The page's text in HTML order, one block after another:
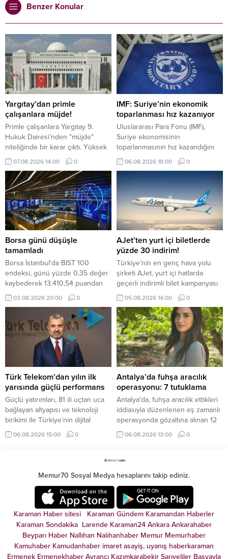
Benzer Konular
Yargıtay’dan primle
çalışanlara müjde!
Primle çalışanlara Yargıtay 9.
Hukuk Dairesi’nden "müjde"
niteliğinde bir karar çıktı. Yüksek
Mahkeme; hedefe bağlı ve tutarı
değişken satış primlerinin kıdem
tazminatına esas giydirilmiş
ücrete eklenmesi gerektiğine
hükmetti.
07.08.2026 14:00 0
IMF: Suriye’nin ekonomik
toparlanması hız kazanıyor
Uluslararası Para Fonu (IMF),
Suriye ekonomisinin
toparlanmasının hız kazandığını
belirterek, bölgede devam eden
çatışmalara rağmen ekonominin
bu yıl çift haneli büyümesinin
beklendiğini bildirdi.
06.08.2026 18:00 0
Borsa günü düşüşle
tamamladı
Borsa İstanbul'da BIST 100
endeksi, günü yüzde 0,35 değer
kaybederek 13.410,54 puandan
tamamladı.
03.08.2026 20:00 0
AJet’ten yurt içi biletlerde
yüzde 30 indirim!
Türkiye’nin en genç hava yolu
şirketi AJet, yurt içi hatlarda
geçerli indirimli bilet kampanyası
başlattı.
05.08.2026 14:00 0
Türk Telekom’dan yılın ilk
yarısında güçlü performans
Güçlü yatırımları, 81 ili uçtan uca
bağlayan altyapısı ve teknoloji
birikimi ile Türkiye’nin dijital
dönüşümüne öncülük eden Türk
Telekom, 2026 yılı ikinci çeyrek
06.08.2026 15:00 0
Antalya’da fuhşa aracılık
operasyonu: 7 tutuklama
Antalya'da, fuhşa aracılık ettikleri
iddiasıyla düzenlenen eş zamanlı
operasyonda gözaltına alınan 12
şüpheliden 7’si tutuklandı, 4’ü adli
kontrol şartıyla, 1'i savcılıktan
06.08.2026 13:00 0
Memur70 Sosyal Medya hesaplarını takip ediniz.
Karaman Haber sitesi Karaman Gündem Karamandan Haberler
Karaman Sondakika Larende Karaman24 Ankara Ankarahaber
Beyparı Haber Nallıhan Nalıhanhaber Memur Memurhaber
Kamuhaber Kamudanhaber imaret asayiş, uyanış haberkaraman
Ermenek Ermenekhaber Ayrancı Kazımkarabekir Sarıveliler Başyayla